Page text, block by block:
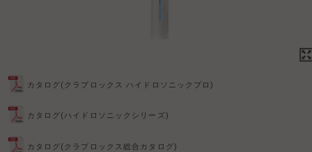
カタログ(クラプロックス ハイドロソニックプロ)
カタログ(ハイドロソニックシリーズ)
カタログ(クラプロックス総合カタログ)